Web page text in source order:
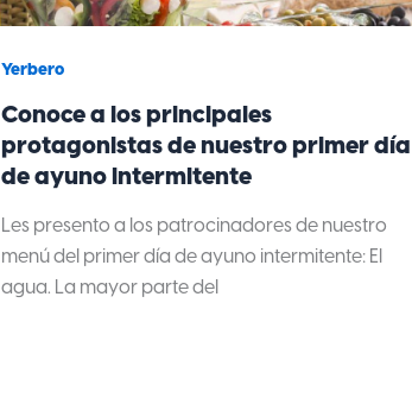
Yerbero
Conoce a los principales
protagonistas de nuestro primer día
de ayuno intermitente
Les presento a los patrocinadores de nuestro
menú del primer día de ayuno intermitente: El
agua. La mayor parte del